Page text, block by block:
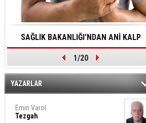
SAĞLIK BAKANLIĞI'NDAN ANİ KALP
DURMALARINA HIZLI MÜDAHALE
EDİLMESİNE YÖNELİK ÖNLENMESİ İÇİN
1/20
YAZARLAR
Emin Varol
Tezgah